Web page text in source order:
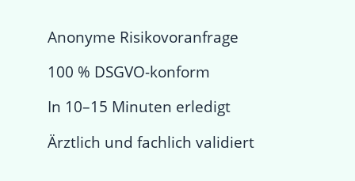
Anonyme Risikovoranfrage
100 % DSGVO-konform
In 10–15 Minuten erledigt
Ärztlich und fachlich validiert